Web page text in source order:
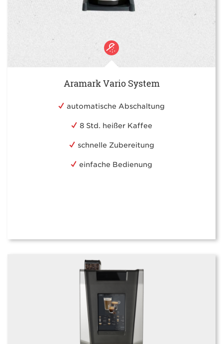
Aramark Vario System
automatische Abschaltung
8 Std. heißer Kaffee
schnelle Zubereitung
einfache Bedienung